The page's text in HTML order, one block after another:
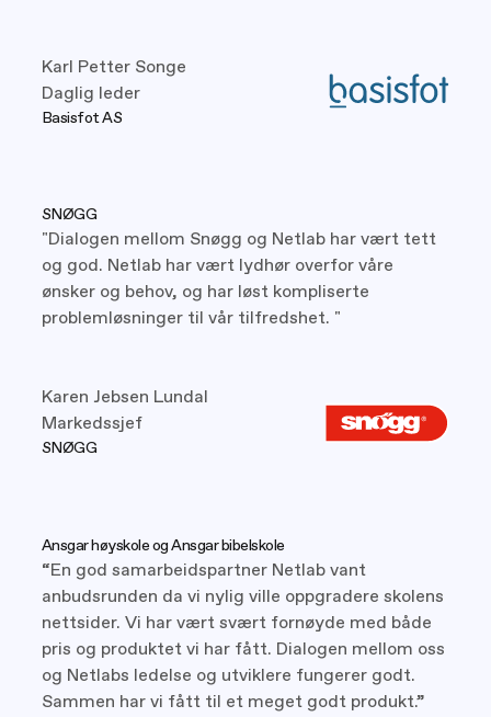
Karl Petter Songe
Daglig leder
Basisfot AS
SNØGG
"Dialogen mellom Snøgg og Netlab har vært tett
og god. Netlab har vært lydhør overfor våre
ønsker og behov, og har løst kompliserte
problemløsninger til vår tilfredshet. "
Karen Jebsen Lundal
Markedssjef
SNØGG
Ansgar høyskole og Ansgar bibelskole
“En god samarbeidspartner Netlab vant
anbudsrunden da vi nylig ville oppgradere skolens
nettsider. Vi har vært svært fornøyde med både
pris og produktet vi har fått. Dialogen mellom oss
og Netlabs ledelse og utviklere fungerer godt.
Sammen har vi fått til et meget godt produkt.”